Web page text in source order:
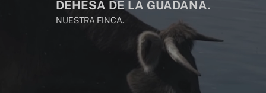
DEHESA DE LA GUADAÑA.
NUESTRA FINCA.